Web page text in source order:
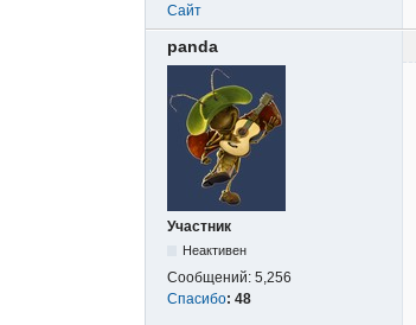
Сайт
panda
Участник
Неактивен
Сообщений: 5,256
Спасибо: 48